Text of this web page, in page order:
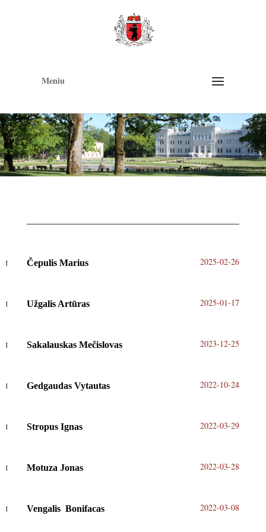
Meniu
Čepulis Marius 2025-02-26
Užgalis Artūras 2025-01-17
Sakalauskas Mečislovas 2023-12-25
Gedgaudas Vytautas 2022-10-24
Stropus Ignas 2022-03-29
Motuza Jonas 2022-03-28
Vengalis Bonifacas 2022-03-08